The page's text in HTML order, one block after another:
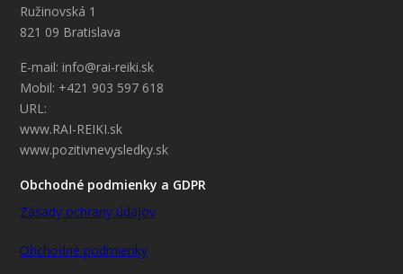
Ružinovská 1
821 09 Bratislava
E-mail: info@rai-reiki.sk
Mobil: +421 903 597 618
URL:
www.RAI-REIKI.sk
www.pozitivnevysledky.sk
Obchodné podmienky a GDPR
Zásady ochrany údajov
Obchodné podmienky